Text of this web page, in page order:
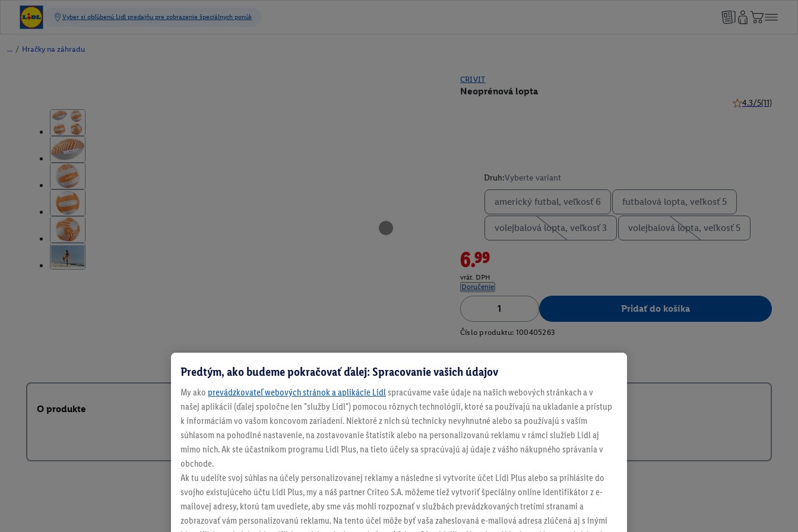
/ Hračky na záhradu
CRIVIT
Neoprénová lopta
4.3/5(11)
Druh:Vyberte variant
americký futbal, veľkosť 6 futbalová lopta, veľkosť 5
volejbalová lopta, veľkosť 3 volejbalová lopta, veľkosť 5
6.99
vrát. DPH
Doručenie
Pridať do košíka
Číslo produktu: 100405263
O produkte
Predtým, ako budeme pokračovať ďalej: Spracovanie vašich údajov
My ako prevádzkovateľ webových stránok a aplikácie Lidl spracúvame vaše údaje na našich webových stránkach a v
našej aplikácii (ďalej spoločne len "služby Lidl") pomocou rôznych technológií, ktoré sa používajú na ukladanie a prístup
k informáciám vo vašom koncovom zariadení. Niektoré z nich sú technicky nevyhnutné alebo sa používajú s vaším
súhlasom na pohodlné nastavenie, na zostavovanie štatistík alebo na personalizovanú reklamu v rámci služieb Lidl aj
mimo nich. Ak ste účastníkom programu Lidl Plus, na tieto účely sa spracúvajú aj údaje z vášho nákupného správania v
obchode.
Ak tu udelíte svoj súhlas na účely personalizovanej reklamy a následne si vytvoríte účet Lidl Plus alebo sa prihlásite do
svojho existujúceho účtu Lidl Plus, my a náš partner Criteo S.A. môžeme tiež vytvoriť špeciálny online identifikátor z e-
mailovej adresy, ktorú tam uvediete, aby sme vás mohli rozpoznať v službách prevádzkovaných tretími stranami a
zobrazovať vám personalizovanú reklamu. Na tento účel môže byť vaša zaheslovaná e-mailová adresa zlúčená aj s inými